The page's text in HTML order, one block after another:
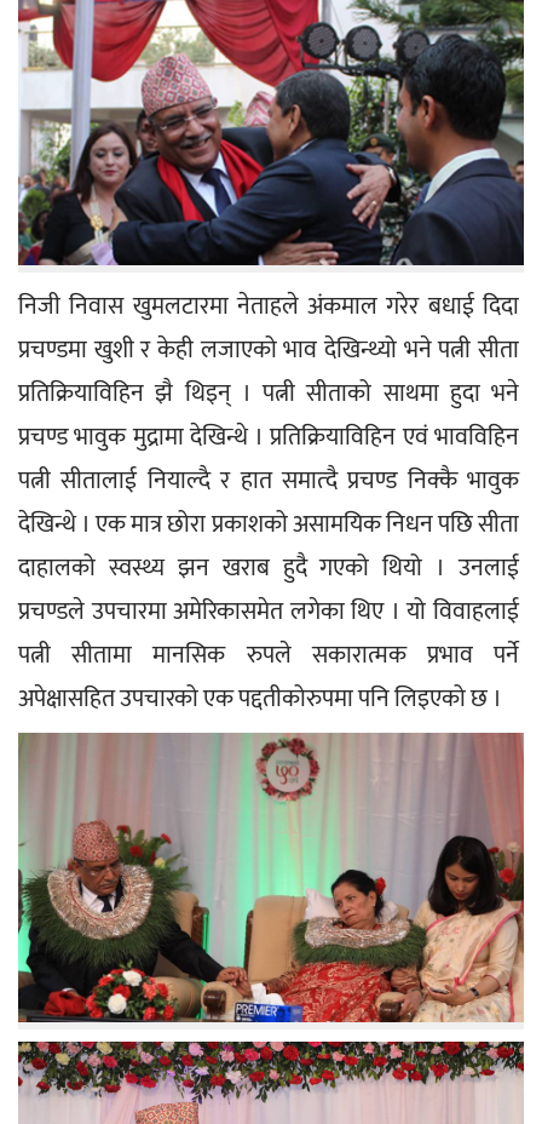
निजी निवास खुमलटारमा नेताहले अंकमाल गरेर बधाई दिदा
प्रचण्डमा खुशी र केही लजाएको भाव देखिन्थ्यो भने पत्नी सीता
प्रतिक्रियाविहिन झै थिइन् । पत्नी सीताको साथमा हुदा भने
प्रचण्ड भावुक मुद्रामा देखिन्थे । प्रतिक्रियाविहिन एवं भावविहिन
पत्नी सीतालाई नियाल्दै र हात समात्दै प्रचण्ड निक्कै भावुक
देखिन्थे । एक मात्र छोरा प्रकाशको असामयिक निधन पछि सीता
दाहालको स्वस्थ्य झन खराब हुदै गएको थियो । उनलाई
प्रचण्डले उपचारमा अमेरिकासमेत लगेका थिए । यो विवाहलाई
पत्नी सीतामा मानसिक रुपले सकारात्मक प्रभाव पर्ने
अपेक्षासहित उपचारको एक पद्दतीकोरुपमा पनि लिइएको छ ।